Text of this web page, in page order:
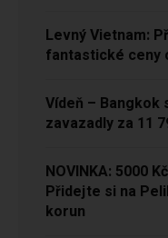
Levný Vietnam:
fantastické ceny
Vídeň – Bangkok
zavazadly za 11
NOVINKA: 5000
Přidejte si na
korun